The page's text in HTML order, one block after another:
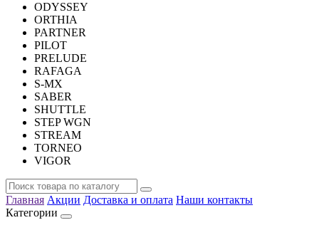
ODYSSEY
ORTHIA
PARTNER
PILOT
PRELUDE
RAFAGA
S-MX
SABER
SHUTTLE
STEP WGN
STREAM
TORNEO
VIGOR
Главная Акции Доставка и оплата Наши контакты
Категории